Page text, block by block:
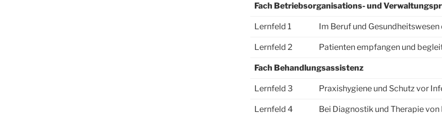
Fach Betriebsorganisations- und
Lernfeld 1 Im Beruf und
Lernfeld 2 Patienten empfangen und
Fach Behandlungsassistenz
Lernfeld 3 Praxishygiene und Schutz vor
Lernfeld 4
Bei Diagnostik und Therapie